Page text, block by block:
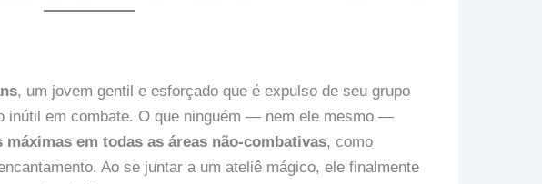
, um jovem gentil e esforçado que é expulso de seu grupo
inútil em combate. O que ninguém — nem ele mesmo —
máximas em todas as áreas não-combativas, como
Ao se juntar a um ateliê mágico, ele finalmente